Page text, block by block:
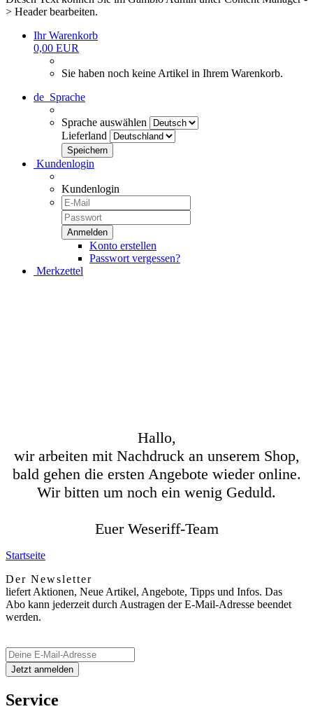
> Header bearbeiten.
Ihr Warenkorb
0,00 EUR
Sie haben noch keine Artikel in Ihrem Warenkorb.
de Sprache
Sprache auswählen
Lieferland
Kundenlogin
Kundenlogin
Konto erstellen
Passwort vergessen?
Merkzettel
Hallo,
wir arbeiten mit Nachdruck an unserem Shop,
bald gehen die ersten Angebote wieder online.
Wir bitten um noch ein wenig Geduld.
Euer Weseriff-Team
Startseite
Der Newsletter
liefert Aktionen, Neue Artikel, Angebote, Tipps und Infos. Das
Abo kann jederzeit durch Austragen der E-Mail-Adresse beendet
werden.
Service